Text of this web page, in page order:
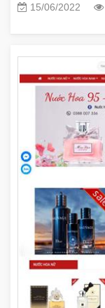
15/06/2022